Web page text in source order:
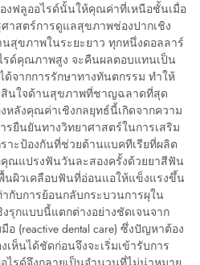
ฟลูออไรด์นั้นให้คุณค่าที่เหนือชั้นเมื่อ
าสตร์การดูแลสุขภาพช่องปากเชิง
สุขภาพในระยะยาว ทุกหนึ่งดอลลาร์
ด์คุณภาพสูง จะคืนผลตอบแทนเป็น
จากการรักษาทางทันตกรรม ทำให้
สินใจด้านสุขภาพที่ชาญฉลาดที่สุด
หลังคุณค่าเชิงกลยุทธ์นี้เกิดจากความ
ยืนยันทางวิทยาศาสตร์ในการเสริม
าะป้องกันที่ช่วยต้านแบคทีเรียที่ผลิต
ณแปรงฟันวันละสองครั้งด้วยยาสีฟัน
ผิวเคลือบฟันที่อ่อนแอให้แข็งแรงขึ้น
กับการย้อนกลับกระบวนการผุใน
รุกแบบนี้แตกต่างอย่างชัดเจนจาก
(reactive dental care) ซึ่งปัญหาต้อง
ห็นได้ชัดก่อนจึงจะเริ่มเข้ารับการ